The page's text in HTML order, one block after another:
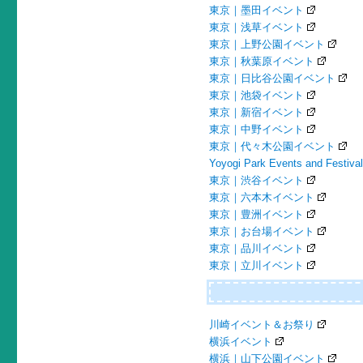
東京｜墨田イベント
東京｜浅草イベント
東京｜上野公園イベント
東京｜秋葉原イベント
東京｜日比谷公園イベント
東京｜池袋イベント
東京｜新宿イベント
東京｜中野イベント
東京｜代々木公園イベント
Yoyogi Park Events and
東京｜渋谷イベント
東京｜六本木イベント
東京｜豊洲イベント
東京｜お台場イベント
東京｜品川イベント
東京｜立川イベント
川崎イベント＆お祭り
横浜イベント
横浜｜山下公園イベント